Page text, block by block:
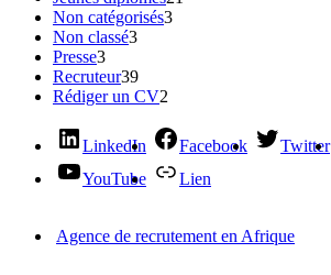
Non catégorisés3
Non classé3
Presse3
Recruteur39
Rédiger un CV2
LinkedIn Facebook Twitter
YouTube
Lien
Agence de recrutement en Afrique